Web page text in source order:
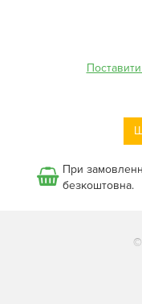
При
безкоштовна.